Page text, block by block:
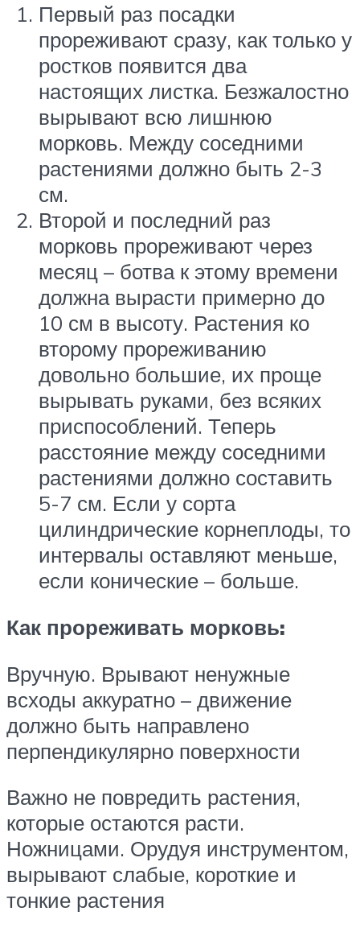
Первый раз посадки
прореживают сразу, как только у
ростков появится два
настоящих листка. Безжалостно
вырывают всю лишнюю
морковь. Между соседними
растениями должно быть 2-3
см.
Второй и последний раз
морковь прореживают через
месяц – ботва к этому времени
должна вырасти примерно до
10 см в высоту. Растения ко
второму прореживанию
довольно большие, их проще
вырывать руками, без всяких
приспособлений. Теперь
расстояние между соседними
растениями должно составить
5-7 см. Если у сорта
цилиндрические корнеплоды, то
интервалы оставляют меньше,
если конические – больше.
Как прореживать морковь:
Вручную. Врывают ненужные
всходы аккуратно – движение
должно быть направлено
перпендикулярно поверхности
Важно не повредить растения,
которые остаются расти.
Ножницами. Орудуя инструментом,
вырывают слабые, короткие и
тонкие растения